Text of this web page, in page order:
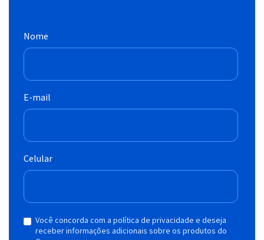
Nome
E-mail
Celular
Você concorda com a política de privacidade e deseja
receber informações adicionais sobre os produtos do